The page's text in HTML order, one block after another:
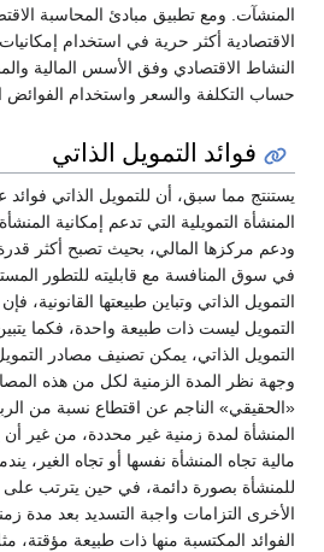
المنشآت. ومع تطبيق مبادئ المحاسبة
الاقتصادية أكثر حرية في استخدام إمكانيات
النشاط الاقتصادي وفق الأسس المالية
حساب التكلفة والسعر واستخدام الفوائض
فوائد التمويل الذاتي
يستنتج مما سبق، أن للتمويل الذاتي فوائد
المنشأة التمويلية التي تدعم إمكانية المنشأة
ودعم مركزها المالي، بحيث تصبح أكثر قدرة
في سوق المنافسة مع قابليته للتطور
التمويل الذاتي وتباين طبيعتها القانونية، فإن
التمويل ليست ذات طبيعة واحدة، فكما
التمويل الذاتي، يمكن تصنيف مصادر
وجهة نظر المدة الزمنية لكل من هذه
«الحقيقي» الناجم عن اقتطاع نسبة من
المنشأة لمدة زمنية غير محددة، من غير أن
مالية تجاه المنشأة نفسها أو تجاه الغير،
للمنشأة بصورة دائمة، في حين يترتب على
الأخرى التزامات واجبة التسديد بعد مدة
الفوائد المكتسبة منها ذات طبيعة مؤقتة، مثل